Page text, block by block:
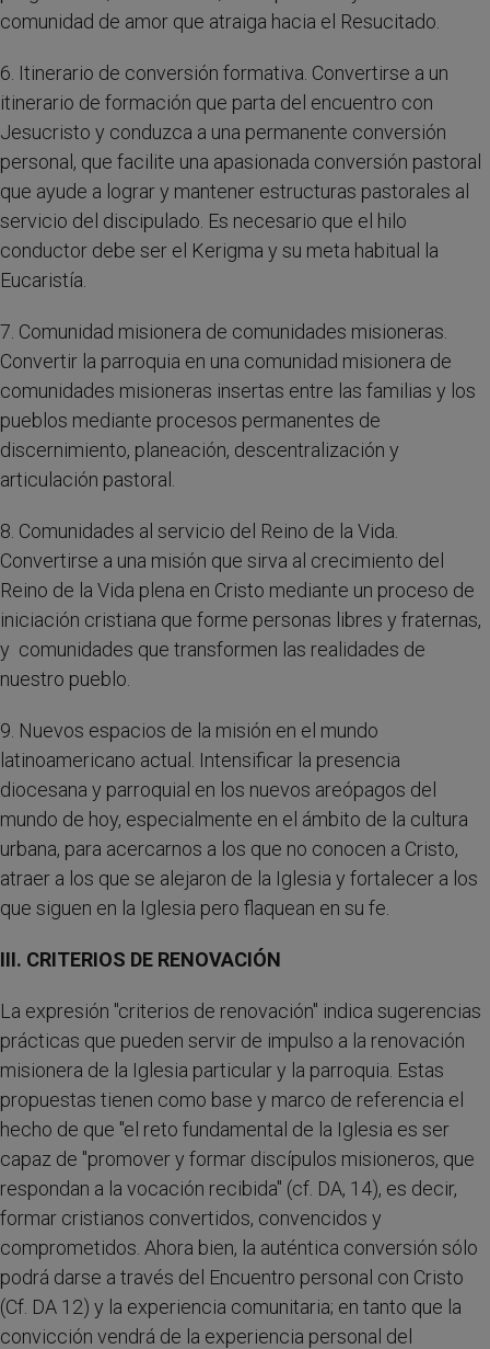
comunidad de amor que atraiga hacia el Resucitado.
6. Itinerario de conversión formativa. Convertirse a un
itinerario de formación que parta del encuentro con
Jesucristo y conduzca a una permanente conversión
personal, que facilite una apasionada conversión pastoral
que ayude a lograr y mantener estructuras pastorales al
servicio del discipulado. Es necesario que el hilo
conductor debe ser el Kerigma y su meta habitual la
Eucaristía.
7. Comunidad misionera de comunidades misioneras.
Convertir la parroquia en una comunidad misionera de
comunidades misioneras insertas entre las familias y los
pueblos mediante procesos permanentes de
discernimiento, planeación, descentralización y
articulación pastoral.
8. Comunidades al servicio del Reino de la Vida.
Convertirse a una misión que sirva al crecimiento del
Reino de la Vida plena en Cristo mediante un proceso de
iniciación cristiana que forme personas libres y fraternas,
y comunidades que transformen las realidades de
nuestro pueblo.
9. Nuevos espacios de la misión en el mundo
latinoamericano actual. Intensificar la presencia
diocesana y parroquial en los nuevos areópagos del
mundo de hoy, especialmente en el ámbito de la cultura
urbana, para acercarnos a los que no conocen a Cristo,
atraer a los que se alejaron de la Iglesia y fortalecer a los
que siguen en la Iglesia pero flaquean en su fe.
III. CRITERIOS DE RENOVACIÓN
La expresión "criterios de renovación" indica sugerencias
prácticas que pueden servir de impulso a la renovación
misionera de la Iglesia particular y la parroquia. Estas
propuestas tienen como base y marco de referencia el
hecho de que "el reto fundamental de la Iglesia es ser
capaz de "promover y formar discípulos misioneros, que
respondan a la vocación recibida" (cf. DA, 14), es decir,
formar cristianos convertidos, convencidos y
comprometidos. Ahora bien, la auténtica conversión sólo
podrá darse a través del Encuentro personal con Cristo
(Cf. DA 12) y la experiencia comunitaria; en tanto que la
convicción vendrá de la experiencia personal del